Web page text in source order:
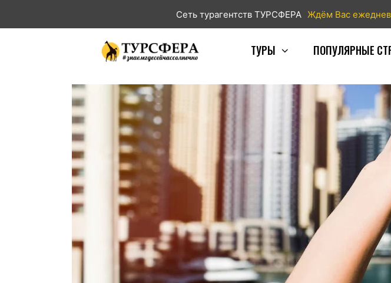
Сеть турагентств ТУРСФЕРА Ждём Вас
ТУРЫ ПОПУЛЯРНЫЕ